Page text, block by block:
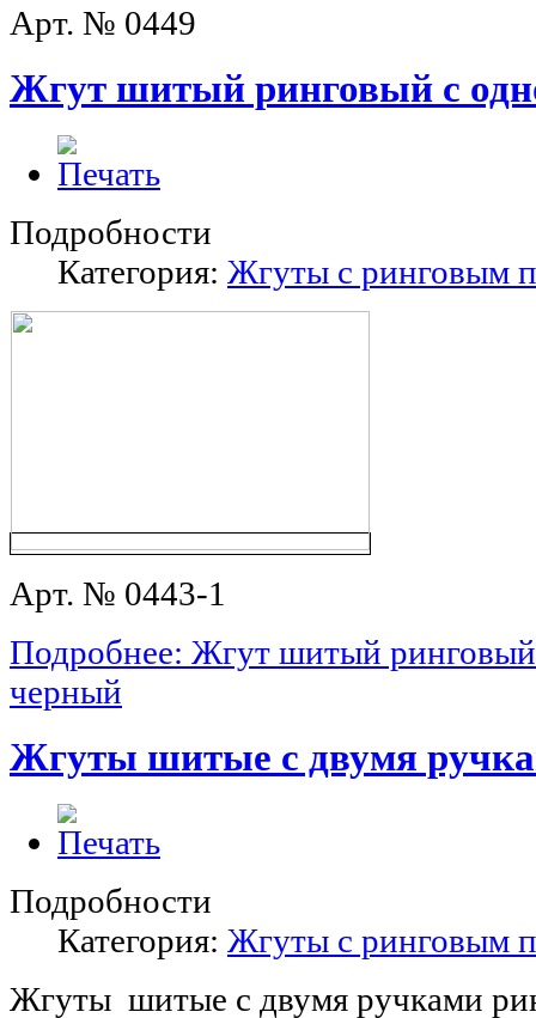
Арт. № 0449
Жгут шитый ринговый с
Подробности
Категория: Жгуты с ринговым
Арт. № 0443-1
Подробнее: Жгут шитый
черный
Жгуты шитые с двумя
Подробности
Категория: Жгуты с ринговым
Жгуты шитые с двумя ручками